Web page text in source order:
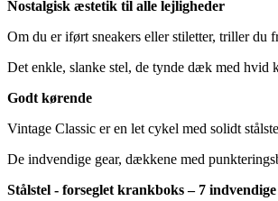
Nostalgisk æstetik til alle lejligheder
Om du er iført sneakers eller stiletter, triller du
Det enkle, slanke stel, de tynde dæk med hvid
Godt kørende
Vintage Classic er en let cykel med solidt
De indvendige gear, dækkene med
Stålstel - forseglet krankboks – 7